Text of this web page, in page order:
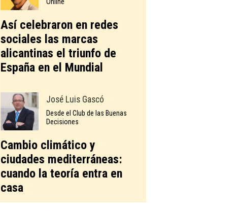
Online
Así celebraron en redes
sociales las marcas
alicantinas el triunfo de
España en el Mundial
José Luis Gascó
Desde el Club de las Buenas
Decisiones
Cambio climático y
ciudades mediterráneas:
cuando la teoría entra en
casa